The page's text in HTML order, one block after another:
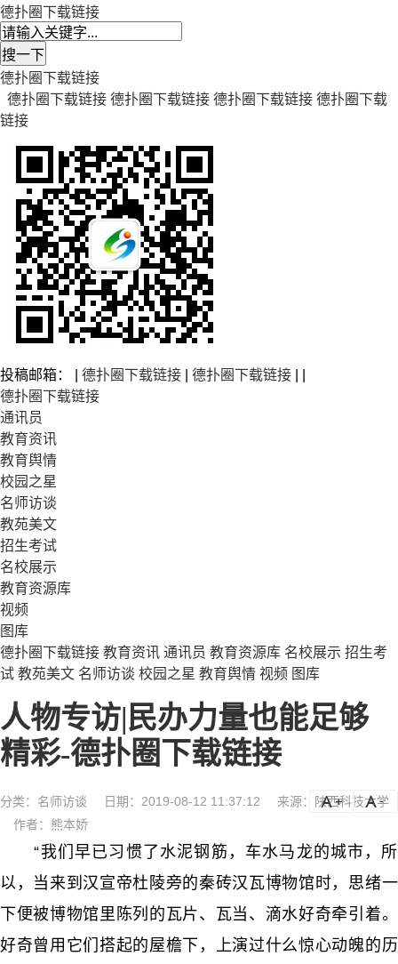
德扑圈下载链接
德扑圈下载链接
德扑圈下载链接 德扑圈下载链接 德扑圈下载链接 德扑圈下载
链接
投稿邮箱： | 德扑圈下载链接 德扑圈下载链接
德扑圈下载链接
通讯员
教育资讯
教育舆情
校园之星
名师访谈
教苑美文
招生考试
名校展示
教育资源库
视频
图库
德扑圈下载链接 教育资讯 通讯员 教育资源库 名校展示 招生考
试 教苑美文 名师访谈 校园之星 教育舆情 视频 图库
人物专访|民办力量也能足够
精彩-德扑圈下载链接
分类： 名师访谈 日期：2019-08-12 11:37:12
来源：陕西科技大学
作者：熊本娇
a a-
“我们早已习惯了水泥钢筋，车水马龙的城市，所
以，当来到汉宣帝杜陵旁的秦砖汉瓦博物馆时，思绪一
下便被博物馆里陈列的瓦片、瓦当、滴水好奇牵引着。
好奇曾用它们搭起的屋檐下，上演过什么惊心动魄的历